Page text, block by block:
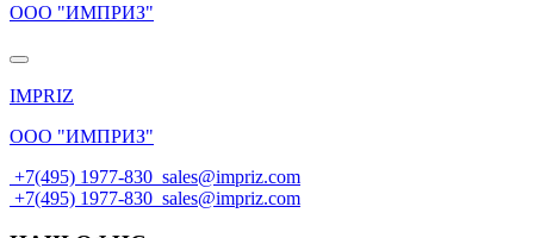
ООО "ИМПРИЗ"
IMPRIZ
ООО "ИМПРИЗ"
+7(495) 1977-830 sales@impriz.com
+7(495) 1977-830 sales@impriz.com